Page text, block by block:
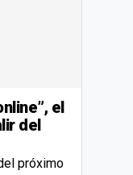
el
del
próximo